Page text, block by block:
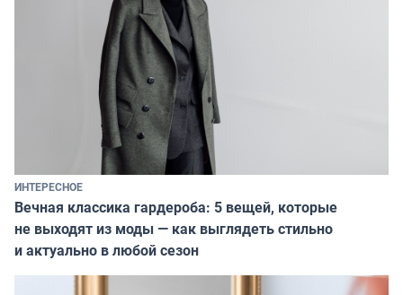
ИНТЕРЕСНОЕ
Вечная классика гардероба: 5 вещей, которые
не выходят из моды — как выглядеть стильно
и актуально в любой сезон